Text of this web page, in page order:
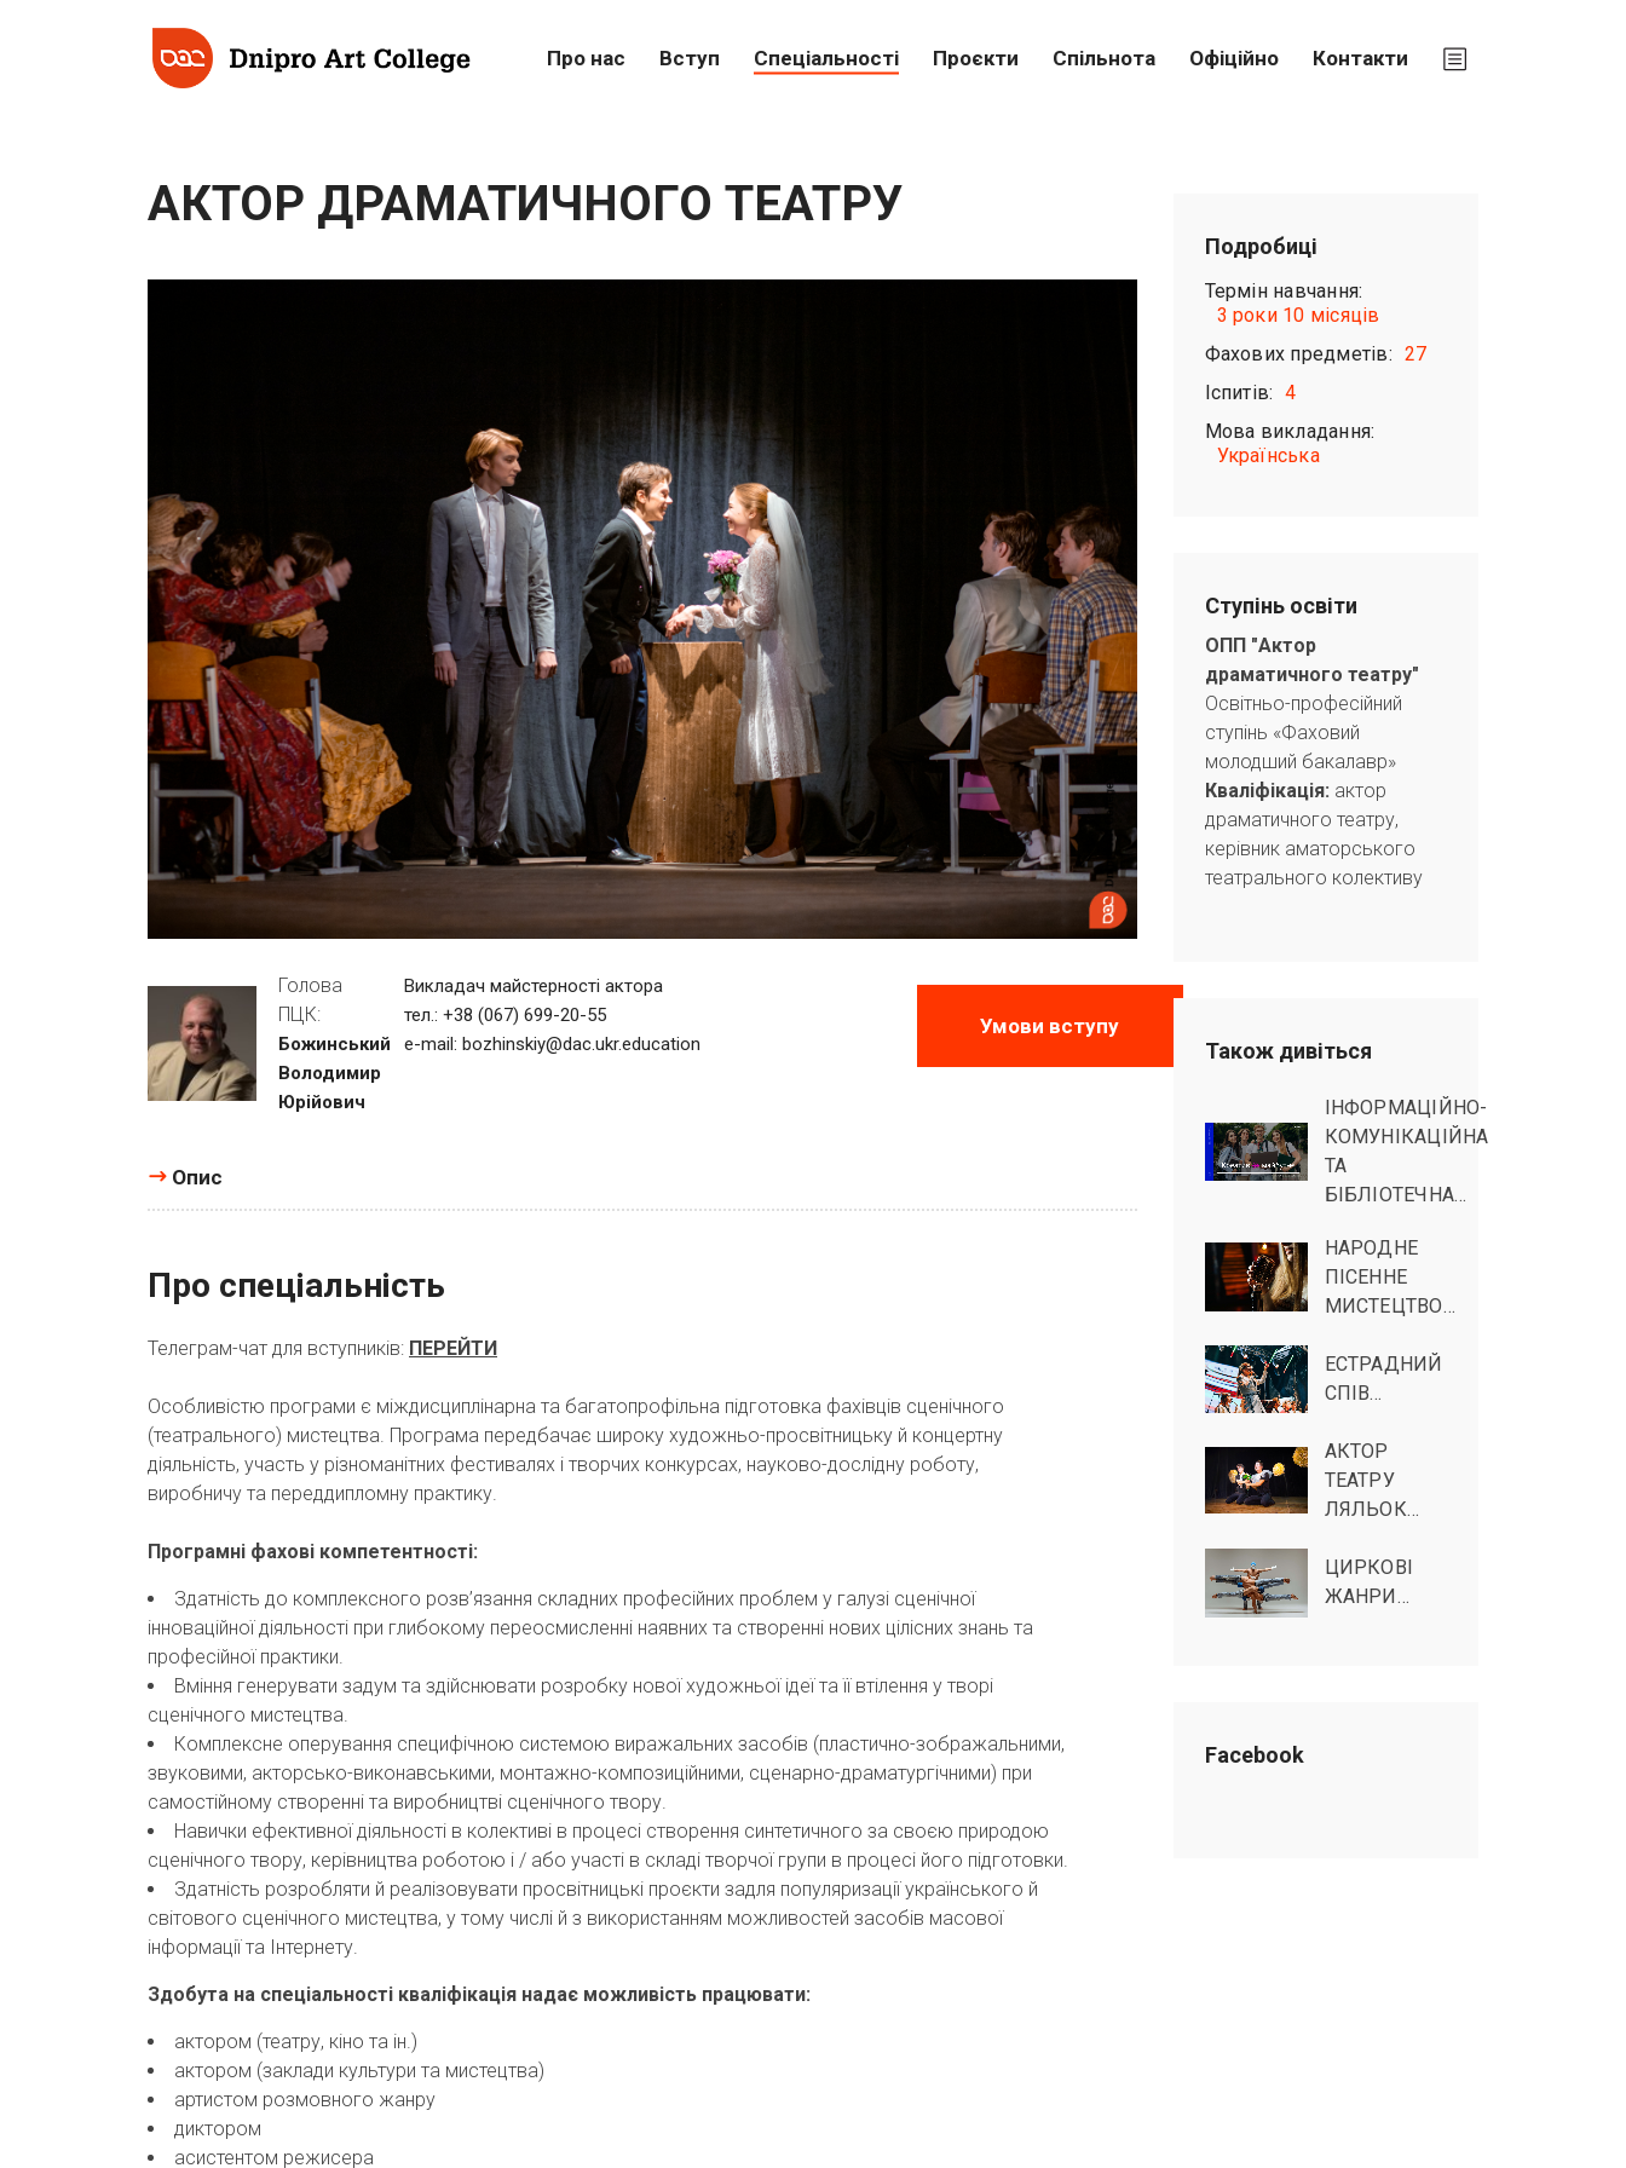
Про нас Вступ Спеціальності Проєкти Спільнота Офіційно Контакти
АКТОР ДРАМАТИЧНОГО ТЕАТРУ
Голова
ПЦК:
Божинський
Володимир
Юрійович
Викладач майстерності актора
тел.: +38 (067) 699-20-55
e-mail: bozhinskiy@dac.ukr.education
Умови вступу
Опис
Про спеціальність
Телеграм-чат для вступників: ПЕРЕЙТИ
Особливістю програми є міждисциплінарна та багатопрофільна підготовка фахівців сценічного
(театрального) мистецтва. Програма передбачає широку художньо-просвітницьку й концертну
діяльність, участь у різноманітних фестивалях і творчих конкурсах, науково-дослідну роботу,
виробничу та переддипломну практику.
Програмні фахові компетентності:
Здатність до комплексного розв’язання складних професійних проблем у галузі сценічної
інноваційної діяльності при глибокому переосмисленні наявних та створенні нових цілісних знань та
професійної практики.
Вміння генерувати задум та здійснювати розробку нової художньої ідеї та її втілення у творі
сценічного мистецтва.
Комплексне оперування специфічною системою виражальних засобів (пластично-зображальними,
звуковими, акторсько-виконавськими, монтажно-композиційними, сценарно-драматургічними) при
самостійному створенні та виробництві сценічного твору.
Навички ефективної діяльності в колективі в процесі створення синтетичного за своєю природою
сценічного твору, керівництва роботою і / або участі в складі творчої групи в процесі його підготовки.
Здатність розробляти й реалізовувати просвітницькі проєкти задля популяризації українського й
світового сценічного мистецтва, у тому числі й з використанням можливостей засобів масової
інформації та Інтернету.
Здобута на спеціальності кваліфікація надає можливість працювати:
актором (театру, кіно та ін.)
актором (заклади культури та мистецтва)
артистом розмовного жанру
диктором
асистентом режисера
Подробиці
Термін навчання:
3 роки 10 місяців
Фахових предметів: 27
Іспитів:
4
Мова викладання:
Українська
Ступінь освіти
ОПП "Актор
драматичного театру"
Освітньо-професійний
ступінь «Фаховий
молодший бакалавр»
Кваліфікація: актор
драматичного театру,
керівник аматорського
театрального колективу
Також дивіться
ІНФОРМАЦІЙНО-
КОМУНІКАЦІЙНА
ТА
БІБЛІОТЕЧНА…
НАРОДНЕ
ПІСЕННЕ
МИСТЕЦТВО…
ЕСТРАДНИЙ
СПІВ…
АКТОР
ТЕАТРУ
ЛЯЛЬОК…
ЦИРКОВІ
ЖАНРИ…
Facebook